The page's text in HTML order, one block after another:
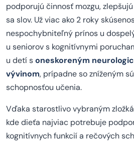
podporujú činnosť mozgu,
sa slov. Už viac ako 2 roky
nespochybniteľný prínos u
u seniorov s kognitívnymi
u detí soneskoreným
vývinom, prípadne so zníženým
schopnosťou učenia.
Vďaka starostlivo vybraným
kde dieťa najviac potrebuje
kognitívnych funkcií a rečových